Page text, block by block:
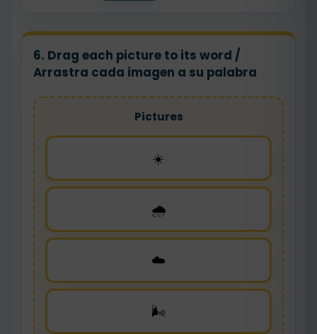
6. Drag each picture to its word /
Arrastra cada imagen a su palabra
Pictures
☀️
🌧️
☁️
🌬️